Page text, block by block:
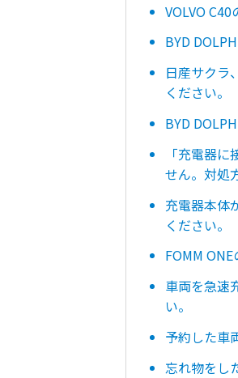
VOLVO
BYD
日産サクラ
ください。
BYD
「充電器
せん。対処
充電器本体
ください。
FOMM
車両を急速
い。
予約した車
忘れ物をし